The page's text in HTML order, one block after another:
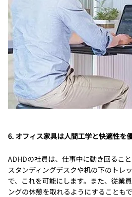
6. オフィス家具は人間工学と快適性を
ADHDの社員は、仕事中に動き回るこ
スタンディングデスクや机の下のトレ
で、これを可能にします。また、従業
ングの休憩を取れるようにすることもで